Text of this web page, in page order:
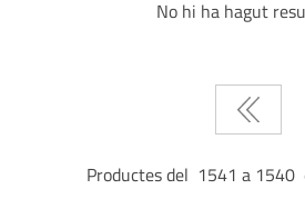
No hi ha hagut
Productes del 1541 a 1540